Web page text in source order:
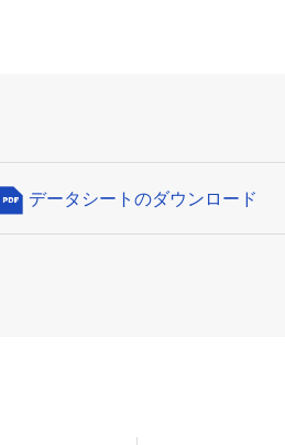
データシートのダウンロード